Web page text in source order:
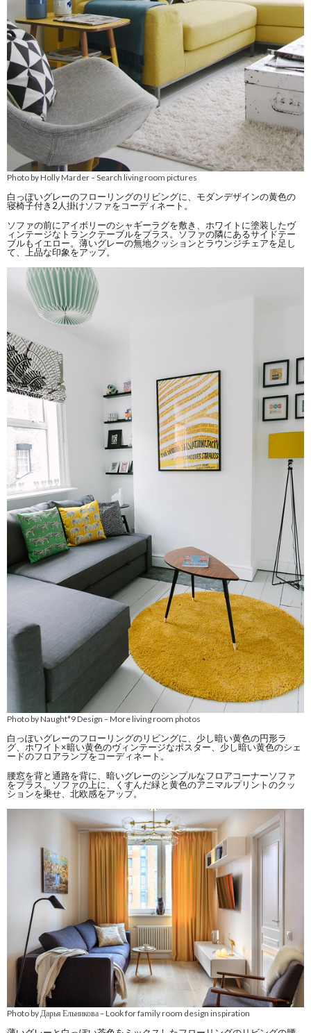
Photo by Holly Marder–Search living room pictures
白っぽいグレーのフローリングのリビングに、モダンデザインの黄色の
寝椅子付き2人掛けソファをコーディネート。
ソファの前にアイボリーのシャギーラグを敷き、ホワイトに塗装したヴ
ィンテージなトランクテーブルをプラス。ソファの隣にあるサイドテー
ブルもイエロー。薄いグレーの無地クッションとラウンジチェアを足し
て、上品な印象をアップ。
Photo by Naught*9 Design –More living room photos
白っぽいグレーのフローリングのリビングに、少し暗い黄色の円形ラ
グ、ホワイト×暗い黄色のヴィンテージなポスター、少し暗い黄色のシェ
ードのフロアランプをコーディネート。
腰窓を背と通路を背に、暗いグレーのシンプルなフロアコーナーソファ
をプラス。ソファの上に、くすんだ緑と黄色のアニマルプリントのクッ
ションを乗せ、北欧感をアップ。
Photo by Дарья Ельникова–Look for family room design inspiration